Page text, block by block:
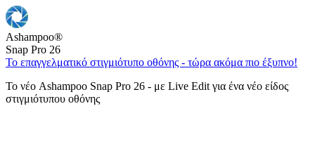
Ashampoo®
Snap Pro 26
Το επαγγελματικό στιγμιότυπο οθόνης - τώρα ακόμα πιο έξυπνο!
Το νέο Ashampoo Snap Pro 26 - με Live Edit για ένα νέο είδος
στιγμιότυπου οθόνης